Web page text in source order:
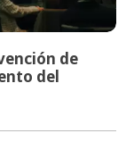
de
del